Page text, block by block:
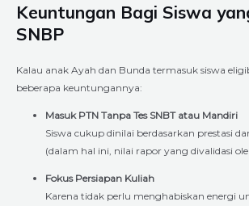
Keuntungan Bagi Siswa
SNBP
Kalau anak Ayah dan Bunda termasuk siswa
beberapa keuntungannya:
Masuk PTN Tanpa Tes SNBT atau Mandiri
Siswa cukup dinilai berdasarkan prestasi
(dalam hal ini, nilai rapor yang divalidasi
Fokus Persiapan Kuliah
Karena tidak perlu menghabiskan energi